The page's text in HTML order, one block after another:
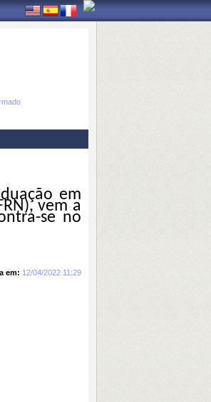
em
vem a
se no
em: 12/04/2022 11:29